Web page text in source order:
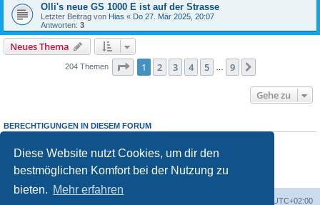
Diese Website nutzt Cookies, um dir den
bestmöglichen Komfort bei der Nutzung zu
bieten. Mehr erfahren
Olli's neue GS 1000 E ist auf der Strasse
Letzter Beitrag von Hias « Do 27. Mär 2025, 20:07
Antworten: 3
Neues Thema
204 Themen Seite 1von
1 2 3 4 5 9
Gehe zu
BERECHTIGUNGEN IN DIESEM FORUM
Du darfst keineAntworten zu Themen in diesem Forum erstellen.
Du darfst deine Beiträge in diesem Forumnichtändern.
Du darfst deine Beiträge in diesem Forum nicht löschen.
keine
UTC+02:00